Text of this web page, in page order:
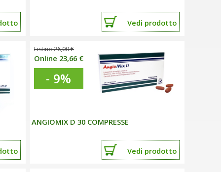
Vedi prodotto
Listino 26,00 €
Online 23,66 €
- 9%
ANGIOMIX D 30 COMPRESSE
Vedi prodotto